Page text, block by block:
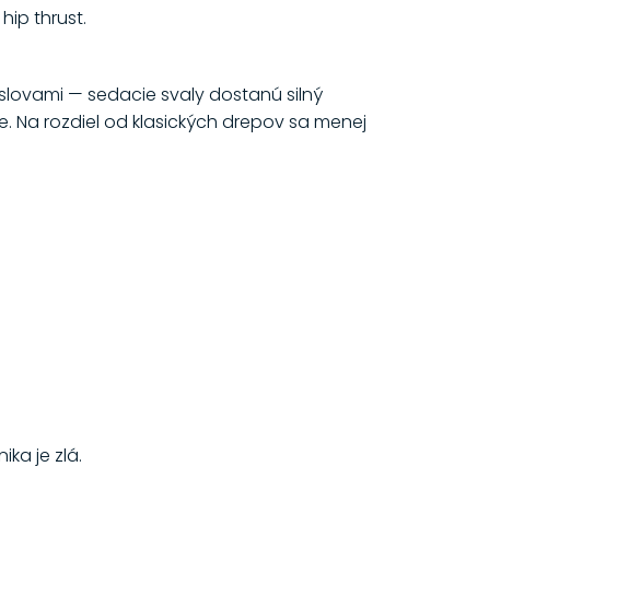
thrust.
— sedacie svaly dostanú silný
rozdiel od klasických drepov sa menej
je zlá.